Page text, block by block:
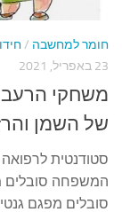
עצות סבתא
סבתא מספרת
נווה הבלוגים
קשר משפחתי
פינת הנכד
כתבו אלינו
חומר למחשבה /
23 באפריל, 2021
משחקי הרעב
של השמן
סטודנטית
המשפחה סובלים
סובלים מפגם